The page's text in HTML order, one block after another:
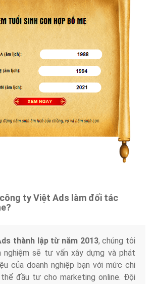
ty Việt Ads làm đối tác
thành lập từ năm 2013, chúng tôi
nghiệm sẽ tư vấn xây dựng và phát
của doanh nghiệp bạn với mức chi
đầu tư cho marketing online. Đội